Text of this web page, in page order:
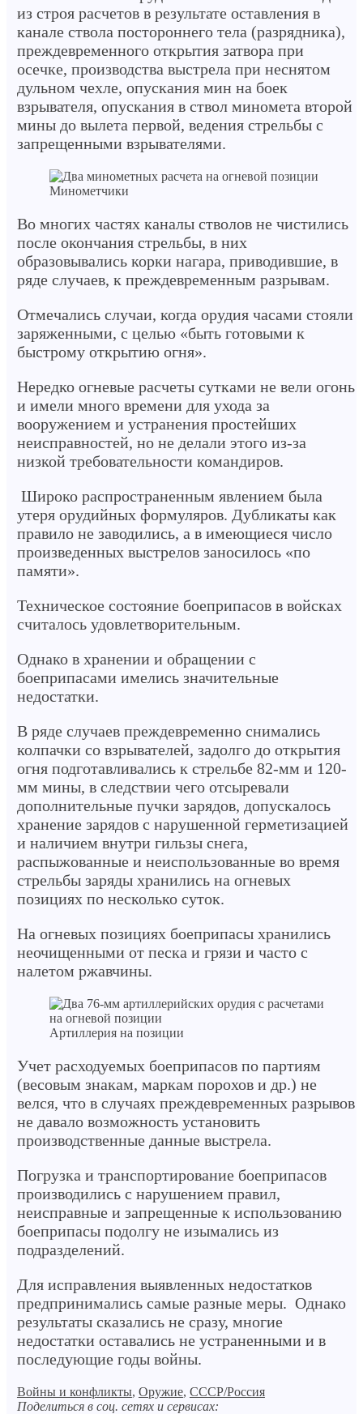
из строя расчетов в результате оставления в
канале ствола постороннего тела (разрядника),
преждевременного открытия затвора при
осечке, производства выстрела при неснятом
дульном чехле, опускания мин на боек
взрывателя, опускания в ствол миномета второй
мины до вылета первой, ведения стрельбы с
запрещенными взрывателями.
Минометчики
Во многих частях каналы стволов не чистились
после окончания стрельбы, в них
образовывались корки нагара, приводившие, в
ряде случаев, к преждевременным разрывам.
Отмечались случаи, когда орудия часами стояли
заряженными, с целью «быть готовыми к
быстрому открытию огня».
Нередко огневые расчеты сутками не вели огонь
и имели много времени для ухода за
вооружением и устранения простейших
неисправностей, но не делали этого из-за
низкой требовательности командиров.
Широко распространенным явлением была
утеря орудийных формуляров. Дубликаты как
правило не заводились, а в имеющиеся число
произведенных выстрелов заносилось «по
памяти».
Техническое состояние боеприпасов в войсках
считалось удовлетворительным.
Однако в хранении и обращении с
боеприпасами имелись значительные
недостатки.
В ряде случаев преждевременно снимались
колпачки со взрывателей, задолго до открытия
огня подготавливались к стрельбе 82-мм и 120-
мм мины, в следствии чего отсыревали
дополнительные пучки зарядов, допускалось
хранение зарядов с нарушенной герметизацией
и наличием внутри гильзы снега,
распыжованные и неиспользованные во время
стрельбы заряды хранились на огневых
позициях по несколько суток.
На огневых позициях боеприпасы хранились
неочищенными от песка и грязи и часто с
налетом ржавчины.
Артиллерия на позиции
Учет расходуемых боеприпасов по партиям
(весовым знакам, маркам порохов и др.) не
велся, что в случаях преждевременных разрывов
не давало возможность установить
производственные данные выстрела.
Погрузка и транспортирование боеприпасов
производились с нарушением правил,
неисправные и запрещенные к использованию
боеприпасы подолгу не изымались из
подразделений.
Для исправления выявленных недостатков
предпринимались самые разные меры. Однако
результаты сказались не сразу, многие
недостатки оставались не устраненными и в
последующие годы войны.
Войны и конфликты, Оружие, СССР/Россия
Поделиться в соц. сетях и сервисах: